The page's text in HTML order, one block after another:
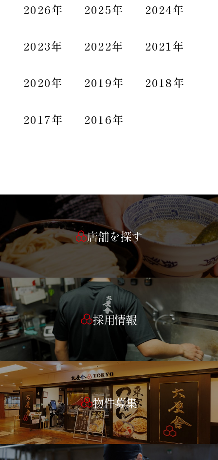
2026年 2025年 2024年
2023年 2022年 2021年
2020年 2019年 2018年
2017年 2016年
店舗を探す
採用情報
物件募集